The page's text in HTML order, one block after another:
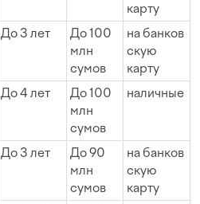
карту
До 3 лет
До 100
млн
сумов
на банков
скую
карту
До 4 лет
До 100
млн
сумов
наличные
До 3 лет
До 90
млн
сумов
на банков
скую
карту